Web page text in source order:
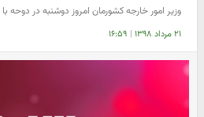
وزیر امور خارجه کشورمان امروز دوشنبه در دوحه
۲۱ مرداد ۱۳۹۸ | ۱۶:۵۹